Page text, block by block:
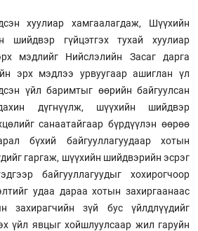
хуулиар хамгаалагдаж, Шүүхийн
шийдвэр гүйцэтгэх тухай хуулиар
мэдлийг Нийслэлийн Засаг дарга
эрх мэдлээ урвуугаар ашиглан үл
үйл баримтыг өөрийн байгуулсан
дүгнүүлж, шүүхийн шийдвэр
санаатайгаар бүрдүүлэн өөрөө
бүхий байгууллагуудаар хотын
гаргаж, шүүхийн шийдвэрийн эсрэг
байгууллагуудыг хохирогчоор
удаа дараа хотын захиргаанаас
захирагчийн зүй бус үйлдлүүдийг
үйл явцыг хойшлуулсаар жил гаруйн